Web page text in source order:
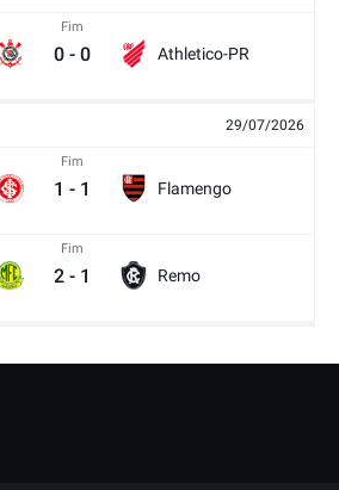
Fim
0 - 0 Athletico-PR
29/07/2026
Fim
1 - 1 Flamengo
Fim
2 - 1 Remo